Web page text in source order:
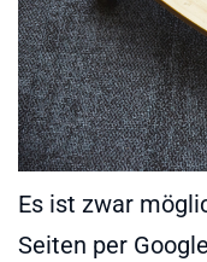
Es ist zwar
Seiten per